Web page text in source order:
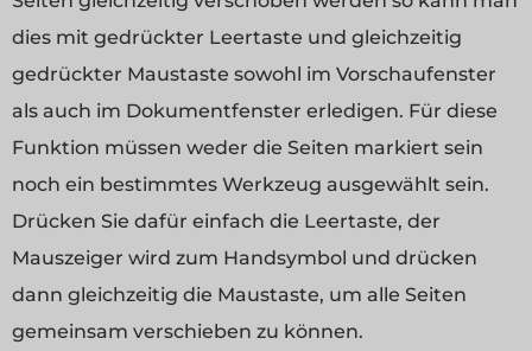
dies mit gedrückter Leertaste und gleichzeitig
gedrückter Maustaste sowohl im Vorschaufenster
als auch im Dokumentfenster erledigen. Für diese
Funktion müssen weder die Seiten markiert sein
noch ein bestimmtes Werkzeug ausgewählt sein.
Drücken Sie dafür einfach die Leertaste, der
Mauszeiger wird zum Handsymbol und drücken
dann gleichzeitig die Maustaste, um alle Seiten
gemeinsam verschieben zu können.